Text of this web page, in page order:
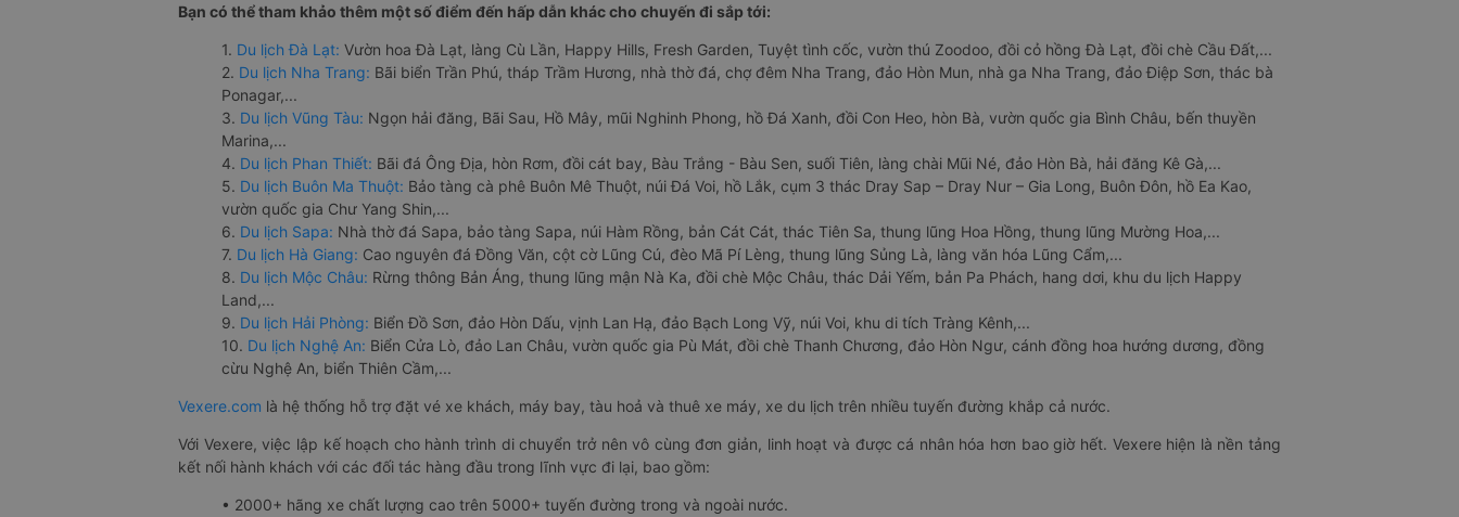
Bạn có thể tham khảo thêm một số điểm đến hấp dẫn khác cho chuyến đi sắp tới:
1. Du lịch Đà Lạt: Vườn hoa Đà Lạt, làng Cù Lần, Happy Hills, Fresh Garden, Tuyệt tình cốc, vườn thú Zoodoo, đồi cỏ hồng Đà Lạt, đồi chè Cầu Đất,...
2. Du lịch Nha Trang: Bãi biển Trần Phú, tháp Trầm Hương, nhà thờ đá, chợ đêm Nha Trang, đảo Hòn Mun, nhà ga Nha Trang, đảo Điệp Sơn, thác bà
Ponagar,...
3. Du lịch Vũng Tàu: Ngọn hải đăng, Bãi Sau, Hồ Mây, mũi Nghinh Phong, hồ Đá Xanh, đồi Con Heo, hòn Bà, vườn quốc gia Bình Châu, bến thuyền
Marina,...
4. Du lịch Phan Thiết: Bãi đá Ông Địa, hòn Rơm, đồi cát bay, Bàu Trắng - Bàu Sen, suối Tiên, làng chài Mũi Né, đảo Hòn Bà, hải đăng Kê Gà,...
5. Du lịch Buôn Ma Thuột: Bảo tàng cà phê Buôn Mê Thuột, núi Đá Voi, hồ Lắk, cụm 3 thác Dray Sap – Dray Nur – Gia Long, Buôn Đôn, hồ Ea Kao,
vườn quốc gia Chư Yang Shin,...
6. Du lịch Sapa: Nhà thờ đá Sapa, bảo tàng Sapa, núi Hàm Rồng, bản Cát Cát, thác Tiên Sa, thung lũng Hoa Hồng, thung lũng Mường Hoa,...
7. Du lịch Hà Giang: Cao nguyên đá Đồng Văn, cột cờ Lũng Cú, đèo Mã Pí Lèng, thung lũng Sủng Là, làng văn hóa Lũng Cẩm,...
8. Du lịch Mộc Châu: Rừng thông Bản Áng, thung lũng mận Nà Ka, đồi chè Mộc Châu, thác Dải Yếm, bản Pa Phách, hang dơi, khu du lịch Happy
Land,...
9. Du lịch Hải Phòng: Biển Đồ Sơn, đảo Hòn Dấu, vịnh Lan Hạ, đảo Bạch Long Vỹ, núi Voi, khu di tích Tràng Kênh,...
10. Du lịch Nghệ An: Biển Cửa Lò, đảo Lan Châu, vườn quốc gia Pù Mát, đồi chè Thanh Chương, đảo Hòn Ngư, cánh đồng hoa hướng dương, đồng
cừu Nghệ An, biển Thiên Cầm,...
Vexere.com là hệ thống hỗ trợ đặt vé xe khách, máy bay, tàu hoả và thuê xe máy, xe du lịch trên nhiều tuyến đường khắp cả nước.
Với Vexere, việc lập kế hoạch cho hành trình di chuyển trở nên vô cùng đơn giản, linh hoạt và được cá nhân hóa hơn bao giờ hết. Vexere hiện là nền tảng
kết nối hành khách với các đối tác hàng đầu trong lĩnh vực đi lại, bao gồm:
• 2000+ hãng xe chất lượng cao trên 5000+ tuyến đường trong và ngoài nước.